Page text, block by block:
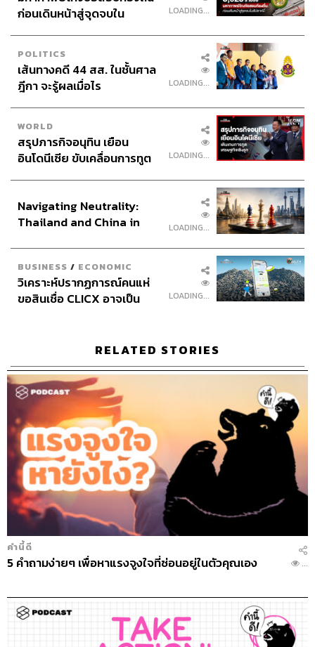
bickboon
LOADING...
THE STANDARD PODCAST
ทีมงาน THE STANDARD PODCAST
ก่อนเดินหน้าสู่จุดจบใน
LOADING...
POLITICS
เส้นทางคดี 44 สส. ในชั้นศาล
ฎีกา จะรู้ผลเมื่อไร
LOADING...
WORLD
สรุปภารกิจอนุทิน เยือน
อินโดนีเซีย ขับเคลื่อนการทูต
อินโดนีเซีย
LOADING...
Navigating Neutrality:
Thailand and China in
Order
LOADING...
BUSINESS / ECONOMIC
วิเคราะห์ปรากฏการณ์คนแห่
ขอสินเชื่อ CLICX อาจเป็น
LOADING...
RELATED STORIES
คำนี้ดี
5 คำถามง่ายๆ เพื่อหาแรงจูงใจที่ซ่อนอยู่ในตัวคุณเอง ...